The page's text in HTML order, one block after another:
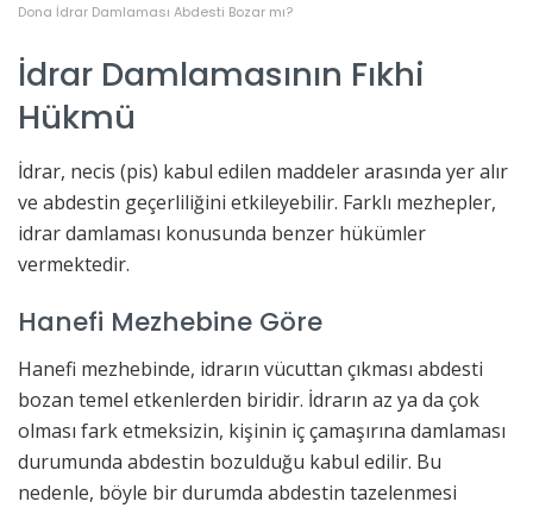
Dona İdrar Damlaması Abdesti Bozar mı?
İdrar Damlamasının Fıkhi
Hükmü
İdrar, necis (pis) kabul edilen maddeler arasında yer alır
ve abdestin geçerliliğini etkileyebilir. Farklı mezhepler,
idrar damlaması konusunda benzer hükümler
vermektedir.
Hanefi Mezhebine Göre
Hanefi mezhebinde, idrarın vücuttan çıkması abdesti
bozan temel etkenlerden biridir. İdrarın az ya da çok
olması fark etmeksizin, kişinin iç çamaşırına damlaması
durumunda abdestin bozulduğu kabul edilir. Bu
nedenle, böyle bir durumda abdestin tazelenmesi